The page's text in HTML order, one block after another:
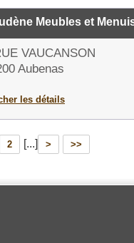
Meubles et
VAUCANSON
Aubenas
les détails
2 [...] > >>